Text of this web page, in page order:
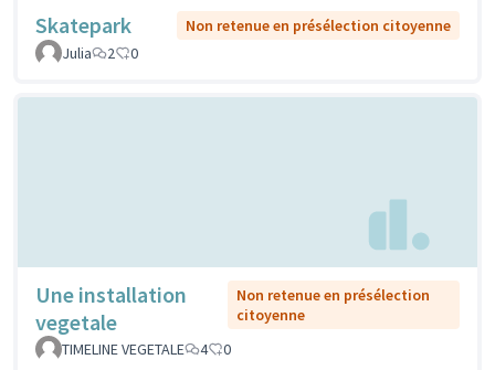
Skatepark
Non retenue en présélection citoyenne
Julia
2 0
Une installation
vegetale
Non retenue en présélection
citoyenne
TIMELINE VEGETALE
4 0